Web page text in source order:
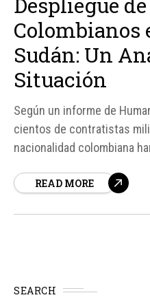
Colombianos
Sudán: Un
Situación
Según un informe de
cientos de contratistas
nacionalidad colombiana
Rápido (RSF), un grupo
READ MORE
SEARCH